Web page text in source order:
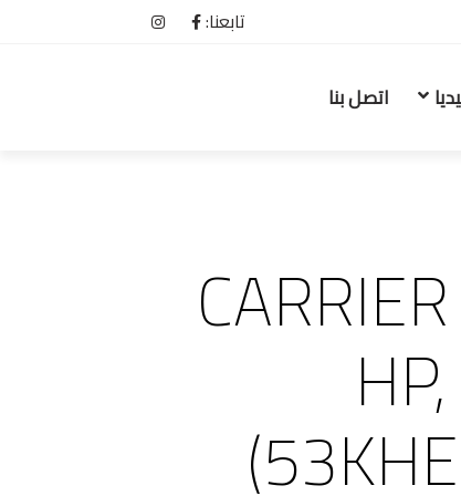
تابعنا:
اتصل بنا